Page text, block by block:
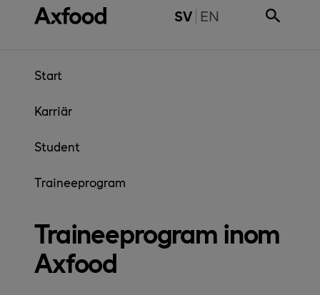
Gå direkt till innehåll SV SWITCH TO
EN
Start
Karriär
Student
Traineeprogram
Traineeprogram inom
Axfood